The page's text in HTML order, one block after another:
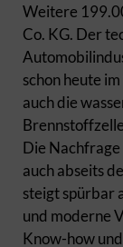
Weitere
Co. KG. Der
schon heute
auch die
Die
auch abseits
steigt spürbar
und moderne
Know-how